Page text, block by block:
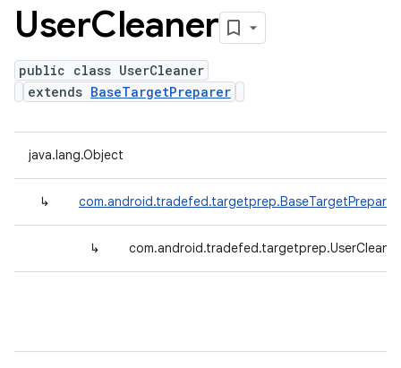
UserCleaner
public class UserCleaner
extends BaseTargetPreparer
java.lang.Object
↳ com.android.tradefed.targetprep.BaseTargetPreparer
↳ com.android.tradefed.targetprep.UserCleaner